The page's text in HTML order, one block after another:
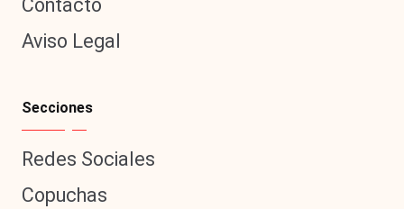
Contacto
Aviso Legal
Secciones
Redes Sociales
Copuchas